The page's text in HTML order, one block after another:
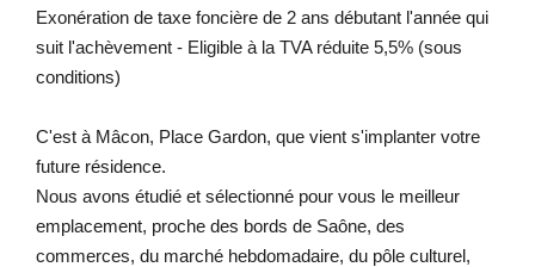
Exonération de taxe foncière de 2 ans débutant l'année qui
suit l'achèvement - Eligible à la TVA réduite 5,5% (sous
conditions)
C'est à Mâcon, Place Gardon, que vient s'implanter votre
future résidence.
Nous avons étudié et sélectionné pour vous le meilleur
emplacement, proche des bords de Saône, des
commerces, du marché hebdomadaire, du pôle culturel,